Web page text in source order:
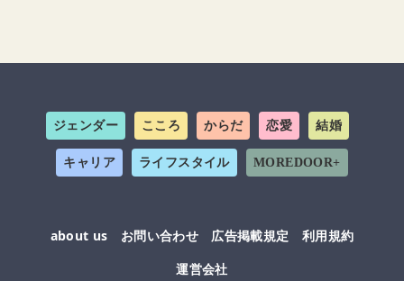
ジェンダー こころ からだ 恋愛 結婚
キャリア ライフスタイル MOREDOOR+
about us お問い合わせ 広告掲載規定
利用規約
運営会社